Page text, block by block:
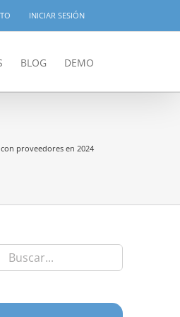
INICIAR SESIÓN
BLOG DEMO
proveedores en 2024